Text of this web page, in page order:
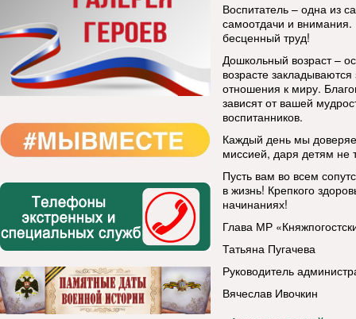
Воспитатель – одна из
самоотдачи и
бесценный труд!
Дошкольный возраст –
возрасте
отношения к миру.
зависят от вашей
воспитанников.
Каждый день мы
миссией, даря детям не
Пусть вам во всем
в жизнь! Крепкого
начинаниях!
Глава МР
Татьяна Пугачева
Руководитель
Вячеслав Ивочкин